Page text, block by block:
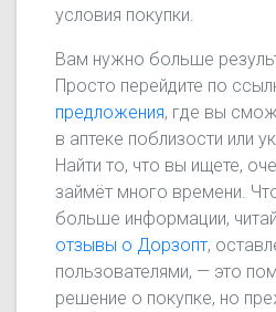
условия покупки.
Вам нужно больше
Просто перейдите по
предложения, где вы
в аптеке поблизости или
Найти то, что вы ищете,
займёт много времени.
больше информации,
отзывы о Дорзопт,
пользователями, — это
решение о покупке, но